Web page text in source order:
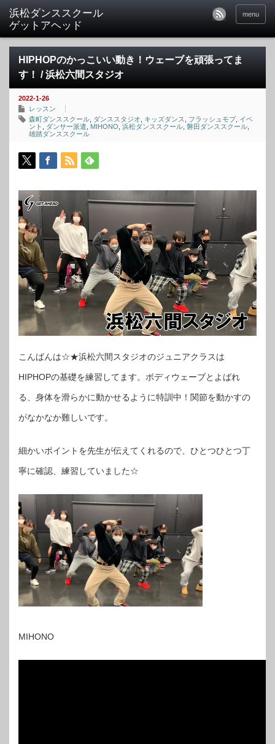
menu
HIPHOPのかっこいい動き！ウェーブを頑張ってま
す！ / 浜松六間スタジオ
2022-1-26
レッスン
森町ダンススクール ダンススタジオ キッズダンス フラッシュモブ イベ
ント
ダンサー派遣 MIHONO 浜松ダンススクール 磐田ダンススクール
雄踏ダンススクール
こんばんは☆★浜松六間スタジオのジュニアクラスは
HIPHOPの基礎を練習してます。ボディウェーブとよばれ
る、身体を滑らかに動かせるように特訓中！関節を動かすの
がなかなか難しいです。
細かいポイントを先生が伝えてくれるので、ひとつひとつ丁
寧に確認、練習していました☆
MIHONO